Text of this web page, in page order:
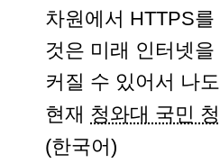
차원에서 HTTPS
것은 미래 인터넷
커질 수 있어서 나
현재 청와대 국민
(한국어)